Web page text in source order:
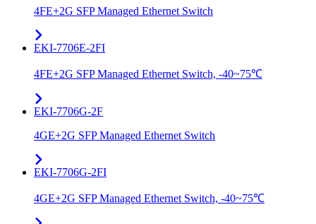
4FE+2G SFP Managed Ethernet Switch
EKI-7706E-2FI
4FE+2G SFP Managed Ethernet Switch, -40~75℃
EKI-7706G-2F
4GE+2G SFP Managed Ethernet Switch
EKI-7706G-2FI
4GE+2G SFP Managed Ethernet Switch, -40~75℃